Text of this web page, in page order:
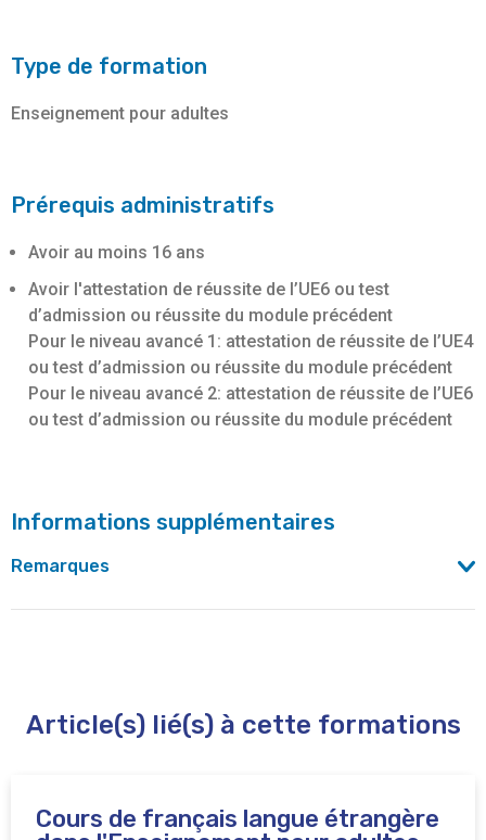
Type de formation
Enseignement pour adultes
Prérequis administratifs
Avoir au moins 16 ans
Avoir l'attestation de réussite de l’UE6 ou test
d’admission ou réussite du module précédent
Pour le niveau avancé 1: attestation de réussite de l’UE4
ou test d’admission ou réussite du module précédent
Pour le niveau avancé 2: attestation de réussite de l’UE6
ou test d’admission ou réussite du module précédent
Informations supplémentaires
Remarques
Article(s) lié(s) à cette formations
Cours de français langue étrangère